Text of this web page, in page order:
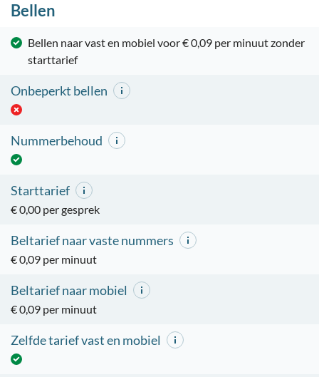
Bellen
Bellen naar vast en mobiel voor € 0,09 per minuut zonder
starttarief
Onbeperkt bellen
Nummerbehoud
Starttarief
€ 0,00 per gesprek
Beltarief naar vaste nummers
€ 0,09 per minuut
Beltarief naar mobiel
€ 0,09 per minuut
Zelfde tarief vast en mobiel